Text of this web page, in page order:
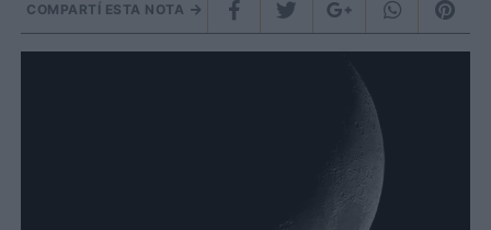
COMPARTÍ ESTA NOTA